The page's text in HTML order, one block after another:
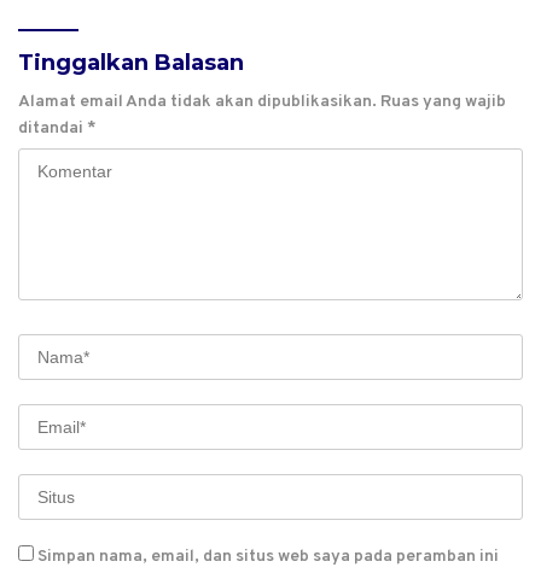
Tinggalkan Balasan
Alamat email Anda tidak akan dipublikasikan. Ruas yang wajib
ditandai *
Simpan nama, email, dan situs web saya pada peramban ini